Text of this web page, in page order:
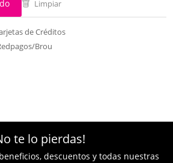
Limpiar
de Créditos
Brou
te lo pierdas!
descuentos y todas nuestras